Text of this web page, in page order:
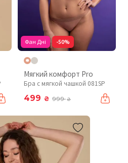
Фан Дні -50%
Мягкий комфорт Pro
Бра с мягкой чашкой 081SP
499 ₴ 999₴